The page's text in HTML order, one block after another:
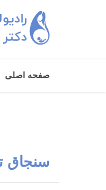
صفحه اصلی
سنجاق